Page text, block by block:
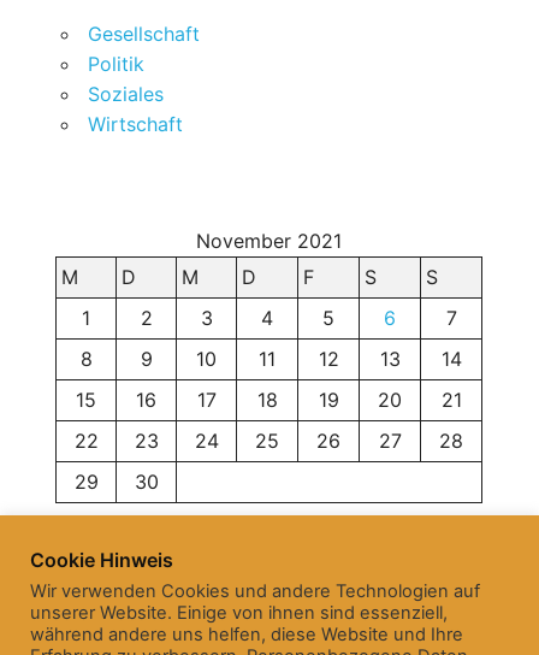
Gesellschaft
Politik
Soziales
Wirtschaft
November 2021
M
D M D F S
S
1
2 3 4 5 6
7
8
9 10 11 12 13
14
15
16 17 18 19 20
21
22
23 24 25 26 27
28
29
30
Cookie Hinweis
Wir verwenden Cookies und andere Technologien auf
unserer Website. Einige von ihnen sind essenziell,
während andere uns helfen, diese Website und Ihre